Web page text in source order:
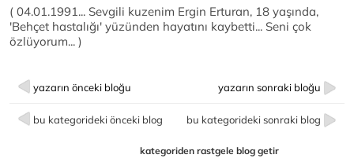
( 04.01.1991... Sevgili kuzenim Ergin Erturan, 18 yaşında,
'Behçet hastalığı' yüzünden hayatını kaybetti... Seni çok
özlüyorum... )
yazarın önceki bloğu yazarın sonraki bloğu
bu kategorideki önceki blog bu kategorideki sonraki blog
kategoriden rastgele blog getir